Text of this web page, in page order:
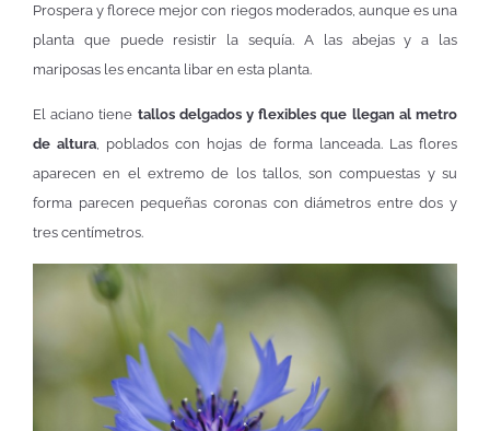
Prospera y florece mejor con riegos moderados, aunque es una
planta que puede resistir la sequía. A las abejas y a las
mariposas les encanta libar en esta planta.
El aciano tiene tallos delgados y flexibles que llegan al metro
de altura, poblados con hojas de forma lanceada. Las flores
aparecen en el extremo de los tallos, son compuestas y su
forma parecen pequeñas coronas con diámetros entre dos y
tres centímetros.